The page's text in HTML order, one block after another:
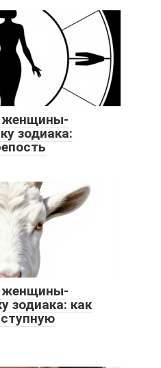
женщины-
зодиака:
женщины-
зодиака: как